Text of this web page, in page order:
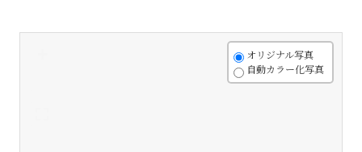
オリジナル写真
自動カラー化写真